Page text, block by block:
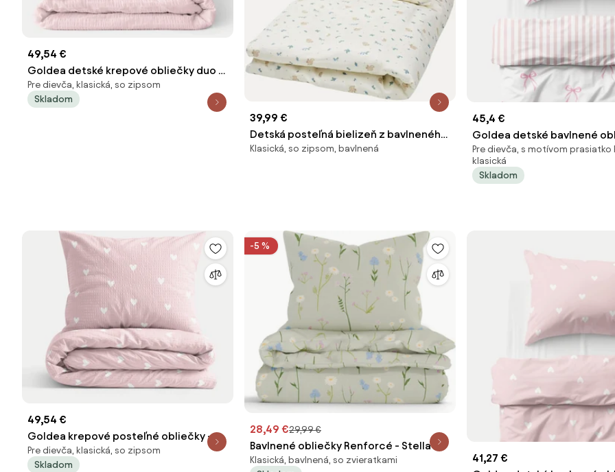
49,54 €
Goldea detské krepové obliečky duo -
ružové mašličky s púdrovo ružovou 140
x 200 a 70 x 90 cm
Pre dievča, klasická, so zipsom
Skladom
39,99 €
Detská posteľná bielizeň z bavlneného
saténu Blueberries
Klasická, so zipsom, bavlnená
45,4 €
Goldea detské bavlnené
ružové mašličky s prúžkami
70 x 90 cm
Pre dievča, s motívom prasiatko
klasická
Skladom
49,54 €
Goldea krepové posteľné obliečky -
srdiečka na púdrovo ružovom 140 x 220
a 70 x 90 cm
Pre dievča, klasická, so zipsom
Skladom
-5 %
28,49 €29,99 €
Bavlnené obliečky Renforcé - Stella
Klasická, bavlnená, so zvieratkami
41,27 €